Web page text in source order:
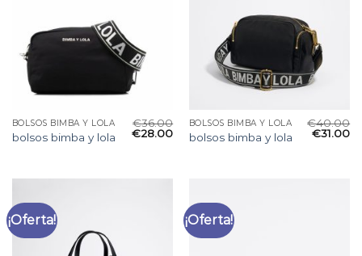
BOLSOS BIMBA Y LOLA
bolsos bimba y lola
€36.00
€28.00
BOLSOS BIMBA Y LOLA
bolsos bimba y lola
€40.00
€31.00
¡Oferta! ¡Oferta!